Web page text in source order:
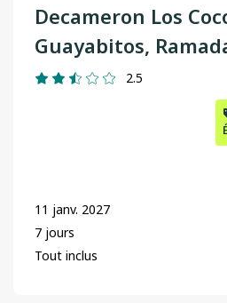
Decameron Los
Guayabitos,
2.5
11 janv. 2027
7 jours
Tout inclus